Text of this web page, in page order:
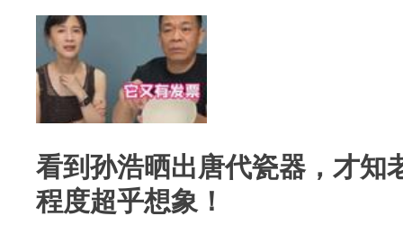
看到孙浩晒出唐代瓷器，才知
程度超乎想象！